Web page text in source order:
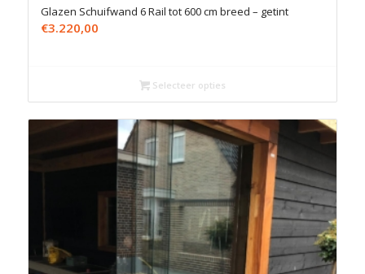
Glazen Schuifwand 6 Rail tot 600 cm breed – getint
€3.220,00
Selecteer opties